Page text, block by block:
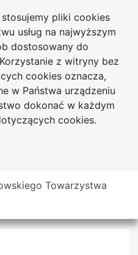
pliki cookies
usług na najwyższym
dostosowany do
z witryny bez
cookies oznacza,
w Państwa urządzeniu
dokonać w każdym
cookies.
menu
Uniwersytecka
Jana Długosza
Deklaracja
dostępności
Mapa
serwisu
Towarzystwa